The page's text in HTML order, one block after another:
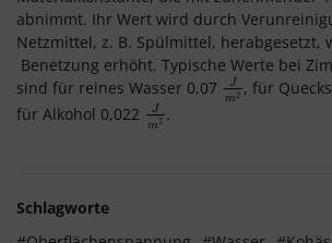
abnimmt. Ihr Wert wird durch
Netzmittel, z. B. Spülmittel, herabgesetzt,
Benetzung erhöht. Typische Werte bei
sind für reines Wasser 0,07
J
m2
Jm2, für
für Alkohol 0,022
J
m2
Jm2.
Schlagworte